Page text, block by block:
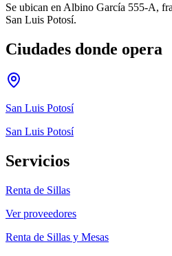
Se ubican en Albino García 555-A,
San Luis Potosí.
Ciudades donde opera
San Luis Potosí
San Luis Potosí
Servicios
Renta de Sillas
Ver proveedores
Renta de Sillas y Mesas